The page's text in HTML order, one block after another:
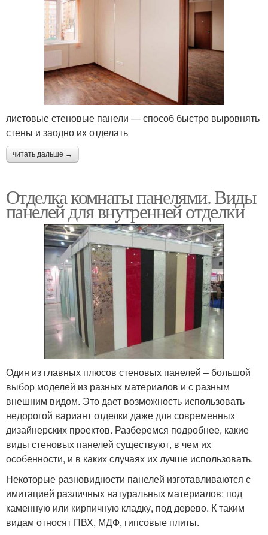
листовые стеновые панели — способ быстро выровнять
стены и заодно их отделать
читать дальше →
Отделка комнаты панелями. Виды
панелей для внутренней отделки
Один из главных плюсов стеновых панелей – большой
выбор моделей из разных материалов и с разным
внешним видом. Это дает возможность использовать
недорогой вариант отделки даже для современных
дизайнерских проектов. Разберемся подробнее, какие
виды стеновых панелей существуют, в чем их
особенности, и в каких случаях их лучше использовать.
Некоторые разновидности панелей изготавливаются с
имитацией различных натуральных материалов: под
каменную или кирпичную кладку, под дерево. К таким
видам относят ПВХ, МДФ, гипсовые плиты.